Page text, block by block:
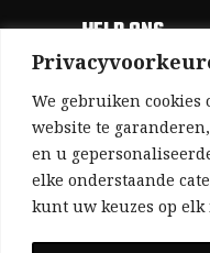
We gebruiken cookies
website te
en u
elke onderstaande
kunt uw keuzes op
HELP ONS
Aangezien we
(zonder
advertenties en
voor de
afhankelijk van de